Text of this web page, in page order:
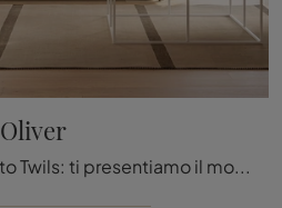
Oliver
Salotti e divani con letto Twils: ti presentiamo il modello Oliver in tessuto per impreziosire la zona giorno.